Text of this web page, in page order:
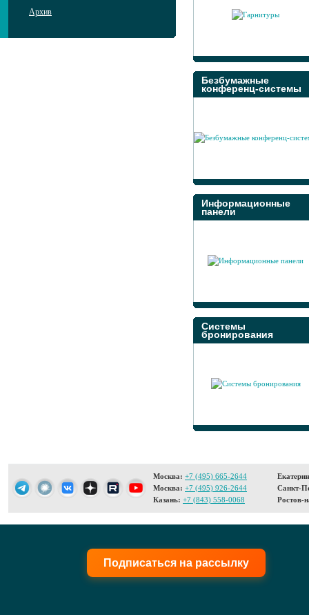
Архив
Безбумажные
конференц-системы
Информационные
панели
Системы
бронирования
Москва: +7 (495) 665-2644
Москва: +7 (495) 926-2644
Казань: +7 (843) 558-0068
Санкт-
Ростов-
Подписаться на рассылку